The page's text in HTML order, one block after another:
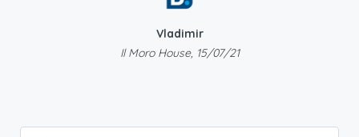
Vladimir
Il Moro House, 15/07/21